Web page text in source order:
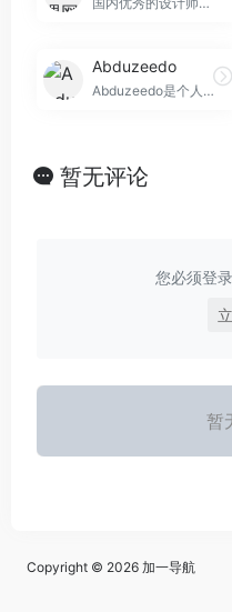
Abduzeedo
Abduzeedo是个人作家的集体，他们分享有关建筑，设计，摄影和用户体验的文章
暂无评论
您必须登
暂
Copyright © 2026 加一导航